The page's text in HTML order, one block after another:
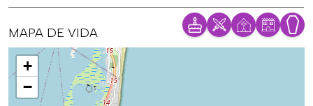
MAPA DE VIDA
Mapa
+
−